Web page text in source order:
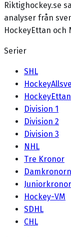
Riktighockey.se
analyser från
HockeyEttan och
Serier
SHL
HockeyEttan
Division 1
Division 2
Division 3
NHL
Tre Kronor
Hockey-VM
SDHL
CHL